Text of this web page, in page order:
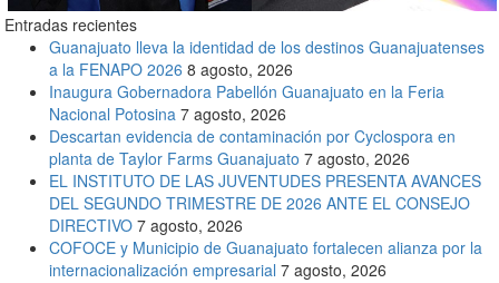
Entradas recientes
Guanajuato lleva la identidad de los destinos Guanajuatenses
a la FENAPO 2026 8 agosto, 2026
Inaugura Gobernadora Pabellón Guanajuato en la Feria
Nacional Potosina 7 agosto, 2026
Descartan evidencia de contaminación por Cyclospora en
planta de Taylor Farms Guanajuato 7 agosto, 2026
EL INSTITUTO DE LAS JUVENTUDES PRESENTA AVANCES
DEL SEGUNDO TRIMESTRE DE 2026 ANTE EL CONSEJO
DIRECTIVO 7 agosto, 2026
COFOCE y Municipio de Guanajuato fortalecen alianza por la
internacionalización empresarial 7 agosto, 2026